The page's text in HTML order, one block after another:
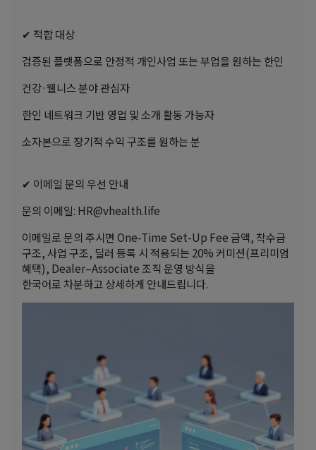
✔ 적합 대상
검증된 플랫폼으로 안정적 개인사업 또는 부업을 원하는 한인
건강·웰니스 분야 관심자
한인 네트워크 기반 영업 및 소개 활동 가능자
소자본으로 장기적 수익 구조를 원하는 분
✔ 이메일 문의 우선 안내
문의 이메일: HR@vhealth.life
이메일로 문의 주시면 One-Time Set-Up Fee 금액, 착수금
구조, 사업 구조, 딜러 등록 시 적용되는 20% 커미션(프리미엄
혜택), Dealer–Associate 조직 운영 방식을
한국어로 차분하고 상세하게 안내드립니다.